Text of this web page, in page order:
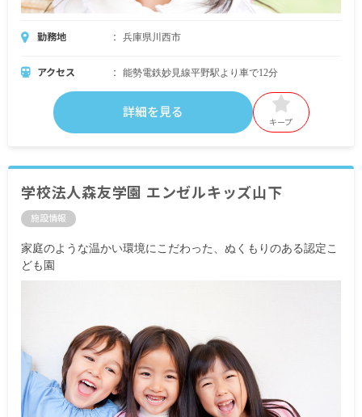
勤務地 兵庫県川西市
アクセス 能勢電鉄妙見線平野駅より車で12分
詳細を見る
キープ
学校法人森友学園 エンゼルキッズ山下
施設情報
家庭のような温かい環境にこだわった、ぬくもりのある認定こ
ども園